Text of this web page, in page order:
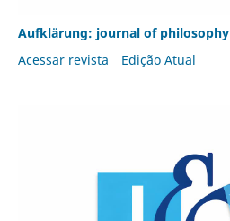
Aufklärung: journal of philosophy
Acessar revista
Edição Atual